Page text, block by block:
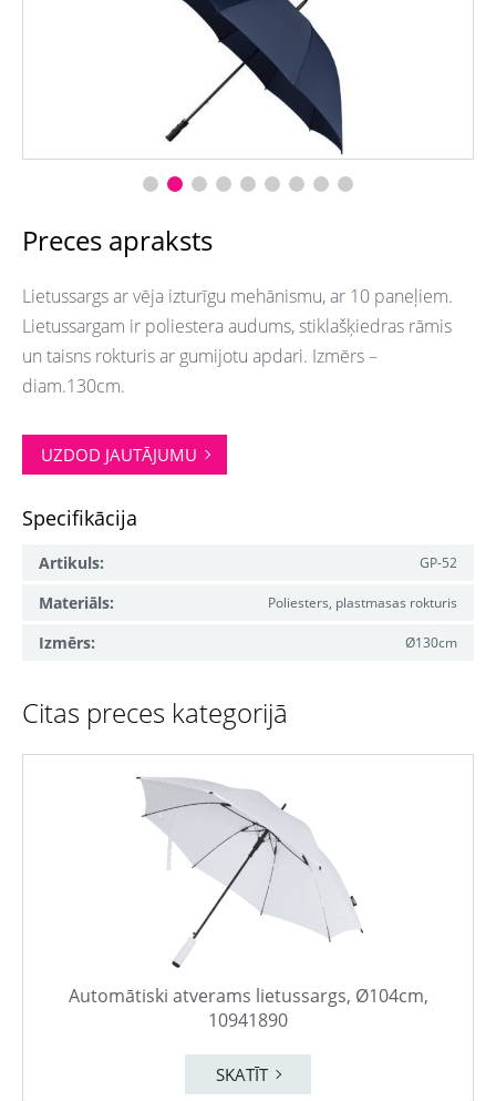
Preces apraksts
Lietussargs ar vēja izturīgu mehānismu, ar 10 paneļiem.
Lietussargam ir poliestera audums, stiklašķiedras rāmis
un taisns rokturis ar gumijotu apdari. Izmērs –
diam.130cm.
UZDOD JAUTĀJUMU
Specifikācija
Artikuls: GP-52
Materiāls: Poliesters, plastmasas rokturis
Izmērs: Ø130cm
Citas preces kategorijā
Automātiski atverams lietussargs, Ø104cm,
10941890
SKATĪT